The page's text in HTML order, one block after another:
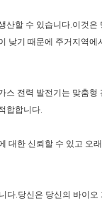
산할 수 있습니다.이것은
낮기 때문에 주거지역에
전력 발전기는 맞춤형
합합니다.
대한 신뢰할 수 있고 오
다.당신은 당신의 바이오